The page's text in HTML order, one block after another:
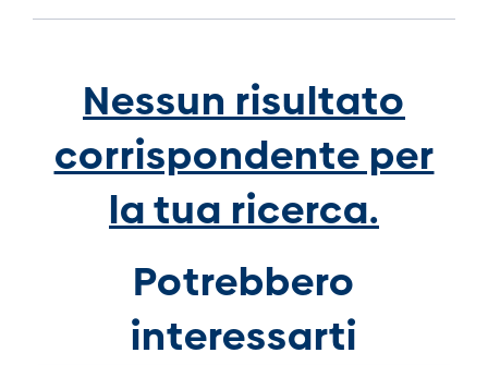
Nessun risultato
corrispondente per
la tua ricerca.
Potrebbero
interessarti